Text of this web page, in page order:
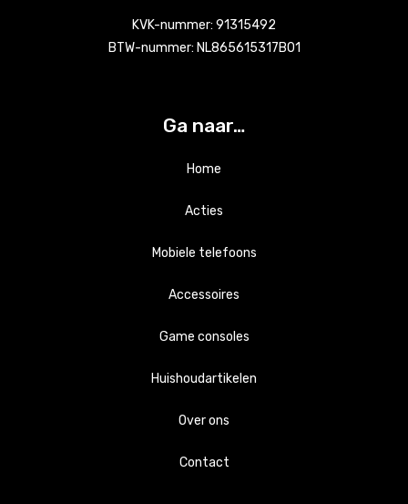
KVK-nummer: 91315492
BTW-nummer: NL865615317B01
Ga naar…
Home
Acties
Mobiele telefoons
Apple
Samsung
Overig
Accessoires
Apple
Samsung
Overig
Game consoles
Playstations
Nintendo
Accessoires
Huishoudartikelen
Over ons
Contact